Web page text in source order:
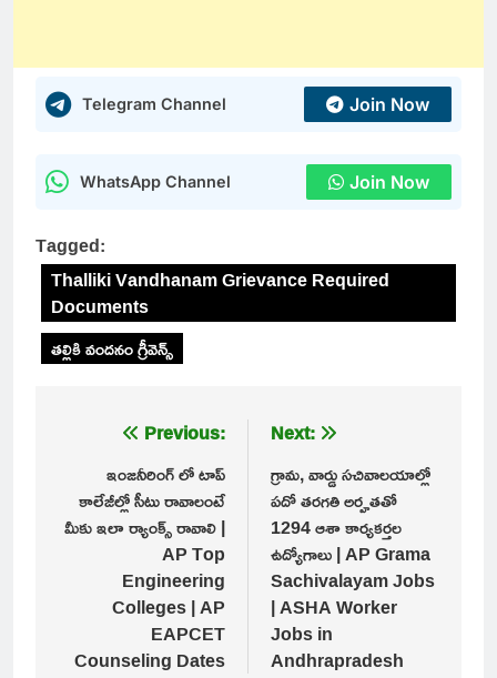
Telegram Channel Join Now
WhatsApp Channel Join Now
Tagged:
Thalliki Vandhanam Grievance Required
Documents
తల్లికి వందనం గ్రీవెన్స్
navigation
Previous:
ఇంజనీరింగ్ లో టాప్
కాలేజీల్లో సీటు రావాలంటే
మీకు ఇలా ర్యాంక్స్ రావాలి |
AP Top
Engineering
Colleges | AP
EAPCET
Counseling Dates
Next:
గ్రామ, వార్డు సచివాలయాల్లో
పదో తరగతి అర్హతతో
1294 ఆశా కార్యకర్తల
ఉద్యోగాలు | AP Grama
Sachivalayam Jobs
| ASHA Worker
Jobs in
Andhrapradesh